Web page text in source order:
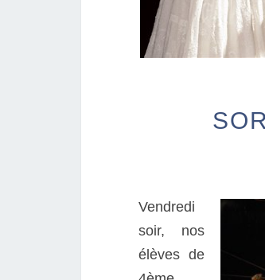
Vendredi
soir, nos
élèves de